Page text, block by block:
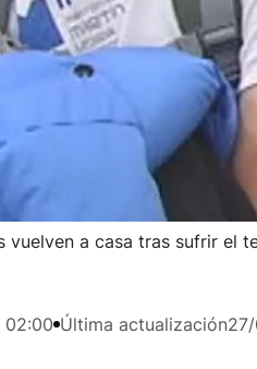
vuelven a casa tras sufrir el
02:00 Última actualización